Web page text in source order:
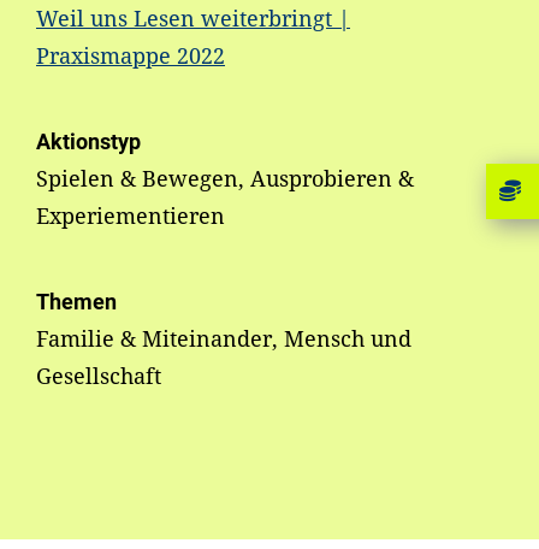
Weil uns Lesen weiterbringt |
Praxismappe 2022
Aktionstyp
Spielen & Bewegen, Ausprobieren &
Experiementieren
Themen
Familie & Miteinander, Mensch und
Gesellschaft